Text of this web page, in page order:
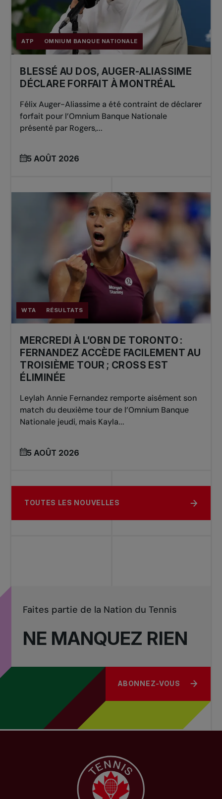
ATP OMNIUM BANQUE NATIONALE
BLESSÉ AU DOS, AUGER-ALIASSIME
DÉCLARE FORFAIT À MONTRÉAL
Félix Auger-Aliassime a été contraint de déclarer
forfait pour l’Omnium Banque Nationale
présenté par Rogers,...
5 AOÛT 2026
WTA RÉSULTATS
MERCREDI À L’OBN DE TORONTO :
FERNANDEZ ACCÈDE FACILEMENT AU
TROISIÈME TOUR ; CROSS EST
ÉLIMINÉE
Leylah Annie Fernandez remporte aisément son
match du deuxième tour de l’Omnium Banque
Nationale jeudi, mais Kayla...
5 AOÛT 2026
TOUTES LES NOUVELLES
NE MANQUEZ RIEN
Faites partie de la Nation du Tennis
ABONNEZ-VOUS